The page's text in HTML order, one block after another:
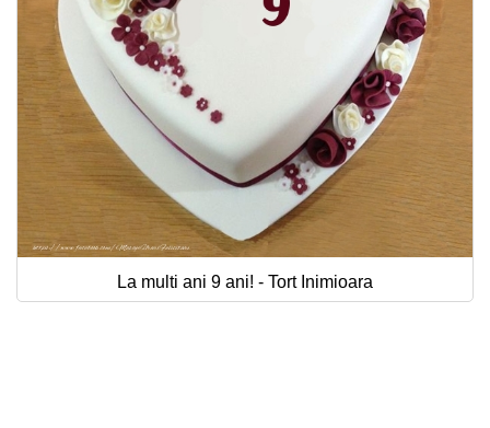
La multi ani 9 ani! - Tort Inimioara